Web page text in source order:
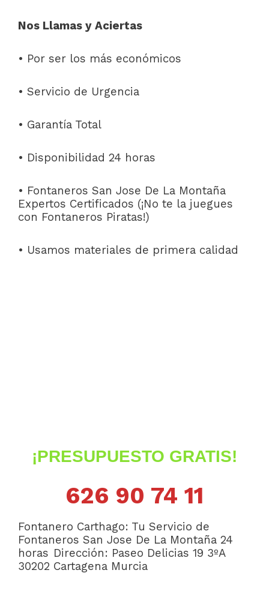
Nos Llamas y Aciertas
• Por ser los más económicos
• Servicio de Urgencia
• Garantía Total
• Disponibilidad 24 horas
• Fontaneros San Jose De La Montaña
Expertos Certificados (¡No te la juegues
con Fontaneros Piratas!)
• Usamos materiales de primera calidad
¡PRESUPUESTO GRATIS!
626 90 74 11
Fontanero Carthago: Tu Servicio de
Fontaneros San Jose De La Montaña 24
horas Dirección: Paseo Delicias 19 3ºA
30202 Cartagena Murcia